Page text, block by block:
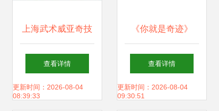
上海武术威亚奇技
品牌创意演出的台
前幕后
查看详情
更新时间：2026-08-04
08:39:33
《你就是奇迹》
——赤峰小微企业
年会背后的策划之
查看详情
更新时间：2026-08-04
09:30:51